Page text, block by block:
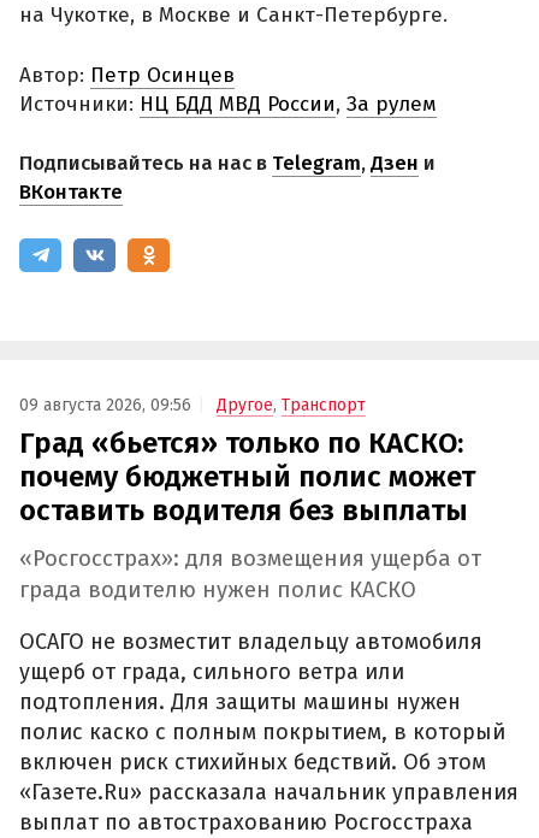
на Чукотке, в Москве и Санкт-Петербурге.
Автор: Петр Осинцев
Источники: НЦ БДД МВД России, За рулем
Подписывайтесь на нас в Telegram,Дзен и
ВКонтакте
09 августа 2026, 09:56 Другое, Транспорт
Град «бьется» только по КАСКО:
почему бюджетный полис может
оставить водителя без выплаты
«Росгосстрах»: для возмещения ущерба от
града водителю нужен полис КАСКО
ОСАГО не возместит владельцу автомобиля
ущерб от града, сильного ветра или
подтопления. Для защиты машины нужен
полис каско с полным покрытием, в который
включен риск стихийных бедствий. Об этом
«Газете.Ru» рассказала начальник управления
выплат по автострахованию Росгосстраха